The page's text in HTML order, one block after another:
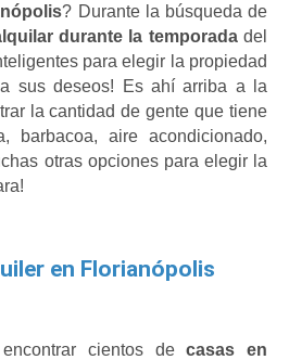
? Durante la búsqueda de
durante la temporada del
para elegir la propiedad
sus deseos! Es ahí arriba a la
la cantidad de gente que tiene
barbacoa, aire acondicionado,
otras opciones para elegir la
en Florianópolis
encontrar cientos de casas en